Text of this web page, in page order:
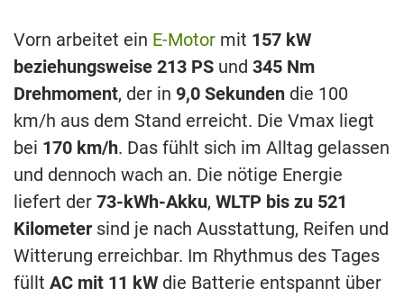
Vorn arbeitet ein E-Motor mit 157 kW
beziehungsweise 213 PS und 345 Nm
Drehmoment, der in 9,0 Sekunden die 100
km/h aus dem Stand erreicht. Die Vmax liegt
bei 170 km/h. Das fühlt sich im Alltag gelassen
und dennoch wach an. Die nötige Energie
liefert der 73-kWh-Akku, WLTP bis zu 521
Kilometer sind je nach Ausstattung, Reifen und
Witterung erreichbar. Im Rhythmus des Tages
füllt AC mit 11 kW die Batterie entspannt über